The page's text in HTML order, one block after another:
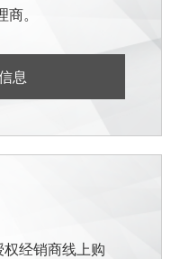
。
息
经销商线上购